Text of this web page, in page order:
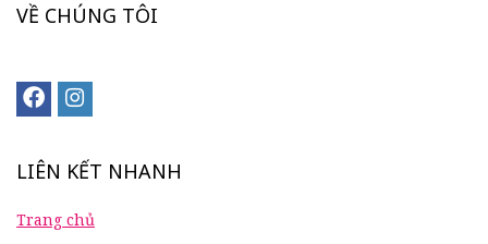
VỀ CHÚNG TÔI
LIÊN KẾT NHANH
Trang chủ